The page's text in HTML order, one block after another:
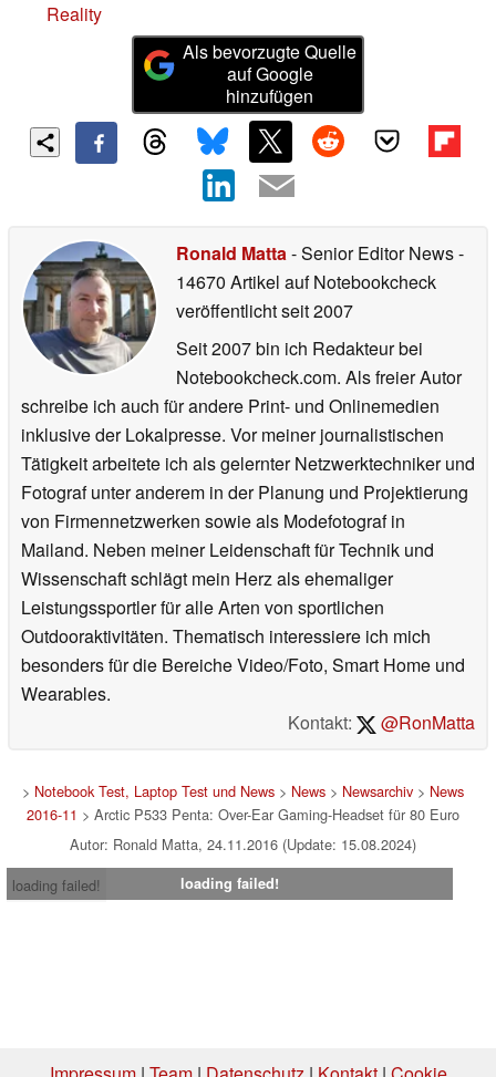
Reality
Als bevorzugte Quelle
auf Google
hinzufügen
Ronald Matta- Senior Editor News-
14670 Artikel auf Notebookcheck
veröffentlichtseit 2007
Seit 2007 bin ich Redakteur bei
Notebookcheck.com. Als freier Autor
schreibe ich auch für andere Print- und Onlinemedien
inklusive der Lokalpresse. Vor meiner journalistischen
Tätigkeit arbeitete ich als gelernter Netzwerktechniker und
Fotograf unter anderem in der Planung und Projektierung
von Firmennetzwerken sowie als Modefotograf in
Mailand. Neben meiner Leidenschaft für Technik und
Wissenschaft schlägt mein Herz als ehemaliger
Leistungssportler für alle Arten von sportlichen
Outdooraktivitäten. Thematisch interessiere ich mich
besonders für die Bereiche Video/Foto, Smart Home und
Wearables.
Kontakt:
@RonMatta
> Notebook Test, Laptop Test und News> News> Newsarchiv> News
2016-11 > Arctic P533 Penta: Over-Ear Gaming-Headset für 80 Euro
Autor: Ronald Matta, 24.11.2016 (Update: 15.08.2024)
loading failed!
loading failed!